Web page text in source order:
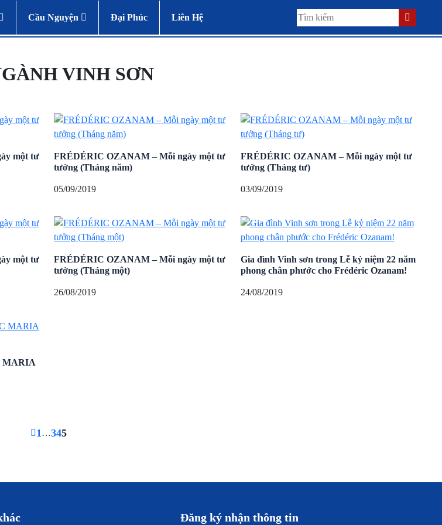
Cầu Nguyện Đại Phúc Liên Hệ
VINH SƠN
một tư
FRÉDÉRIC OZANAM – Mỗi ngày một tư
tưởng (Tháng năm)
05/09/2019
FRÉDÉRIC OZANAM – Mỗi ngày một tư
tưởng (Tháng tư)
03/09/2019
một tư
FRÉDÉRIC OZANAM – Mỗi ngày một tư
tưởng (Tháng một)
26/08/2019
Gia đình Vinh sơn trong Lễ kỷ niệm 22 năm
phong chân phước cho Frédéric Ozanam!
24/08/2019
MARIA
1…345
Đăng ký nhận thông tin